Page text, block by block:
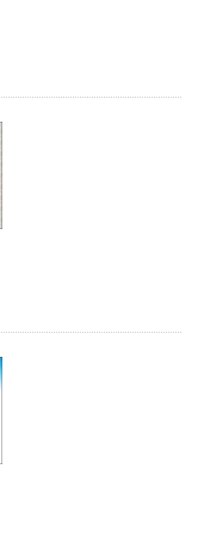
桃園市12年國教資訊網